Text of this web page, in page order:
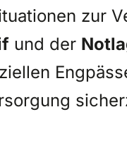
zur
und der